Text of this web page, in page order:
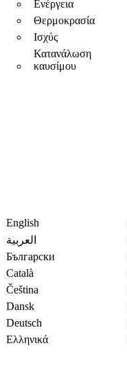
Ενέργεια
Θερμοκρασία
Ισχύς
Κατανάλωση
καυσίμου
English
العربية
Български
Català
Čeština
Dansk
Deutsch
Ελληνικά